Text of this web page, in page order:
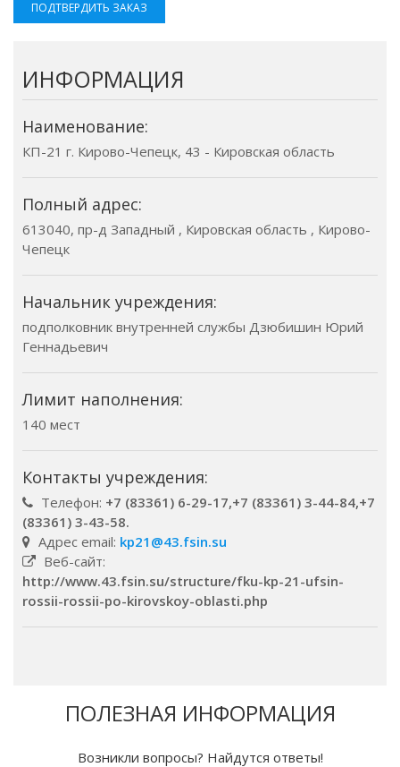
ПОДТВЕРДИТЬ ЗАКАЗ
ИНФОРМАЦИЯ
Наименование:
КП-21 г. Кирово-Чепецк, 43 - Кировская область
Полный адрес:
613040, пр-д Западный , Кировская область , Кирово-
Чепецк
Начальник учреждения:
подполковник внутренней службы Дзюбишин Юрий
Геннадьевич
Лимит наполнения:
140 мест
Контакты учреждения:
Телефон: +7 (83361) 6-29-17,+7 (83361) 3-44-84,+7
(83361) 3-43-58.
Адрес email: kp21@43.fsin.su
Веб-сайт:
http://www.43.fsin.su/structure/fku-kp-21-ufsin-
rossii-rossii-po-kirovskoy-oblasti.php
ПОЛЕЗНАЯ ИНФОРМАЦИЯ
Возникли вопросы? Найдутся ответы!